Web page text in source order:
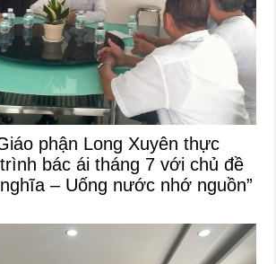
phận Long Xuyên thực
bác ái tháng 7 với chủ đề
– Uống nước nhớ nguồn”